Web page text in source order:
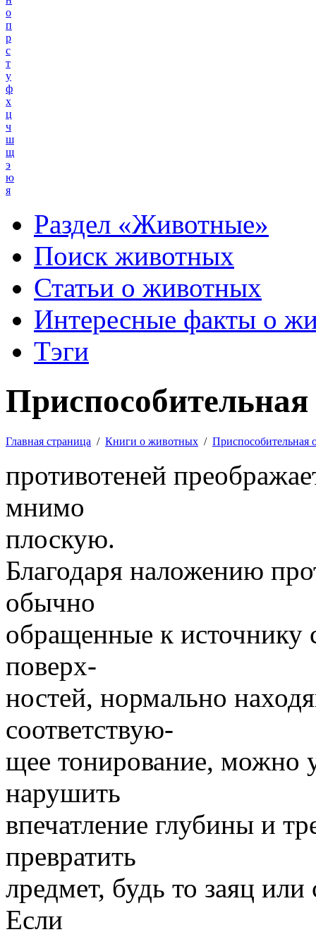
о
п
р
с
т
у
ф
х
ц
ч
ш
щ
э
ю
я
Раздел «Животные»
Поиск животных
Статьи о животных
Интересные факты о
Тэги
Главная страница / Книги о животных / Приспособительная
противотеней
мнимо
плоскую.
Благодаря наложению
обычно
обращенные к источнику
поверх-
ностей, нормально
соответствую-
щее тонирование, можно
нарушить
впечатление глубины и
превратить
лредмет, будь то заяц
Если